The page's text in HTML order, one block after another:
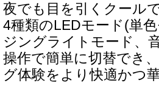
夜でも目を引くクール
4種類のLEDモード(単
ジングライトモード、
操作で簡単に切替でき
グ体験をより快適かつ